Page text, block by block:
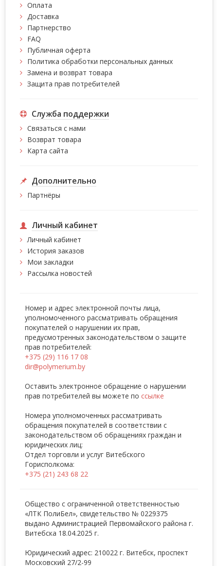
Оплата
Доставка
Партнерство
FAQ
Публичная оферта
Политика обработки персональных данных
Замена и возврат товара
Защита прав потребителей
Служба поддержки
Связаться с нами
Возврат товара
Карта сайта
Дополнительно
Партнёры
Личный кабинет
Личный кабинет
История заказов
Мои закладки
Рассылка новостей
Номер и адрес электронной почты лица,
уполномоченного рассматривать обращения
покупателей о нарушении их прав,
предусмотренных законодательством о защите
прав потребителей:
+375 (29) 116 17 08
dir@polymerium.by
Оставить электронное обращение о нарушении
прав потребителей вы можете по ссылке
Номера уполномоченных рассматривать
обращения покупателей в соответствии с
законодательством об обращениях граждан и
юридических лиц:
Отдел торговли и услуг Витебского
Горисполкома:
+375 (21) 243 68 22
Общество с ограниченной ответственностью
«ЛТК ПолиБел», свидетельство № 0229375
выдано Администрацией Первомайского района г.
Витебска 18.04.2025 г.
Юридический адрес: 210022 г. Витебск, проспект
Московский 27/2-99